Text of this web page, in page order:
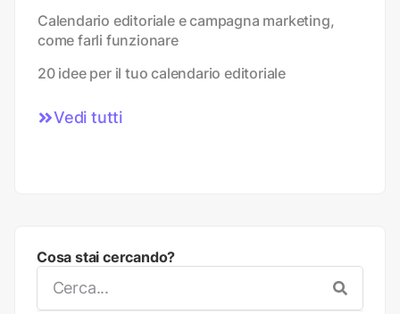
Calendario editoriale e campagna marketing,
come farli funzionare
20 idee per il tuo calendario editoriale
Vedi tutti
Cosa stai cercando?